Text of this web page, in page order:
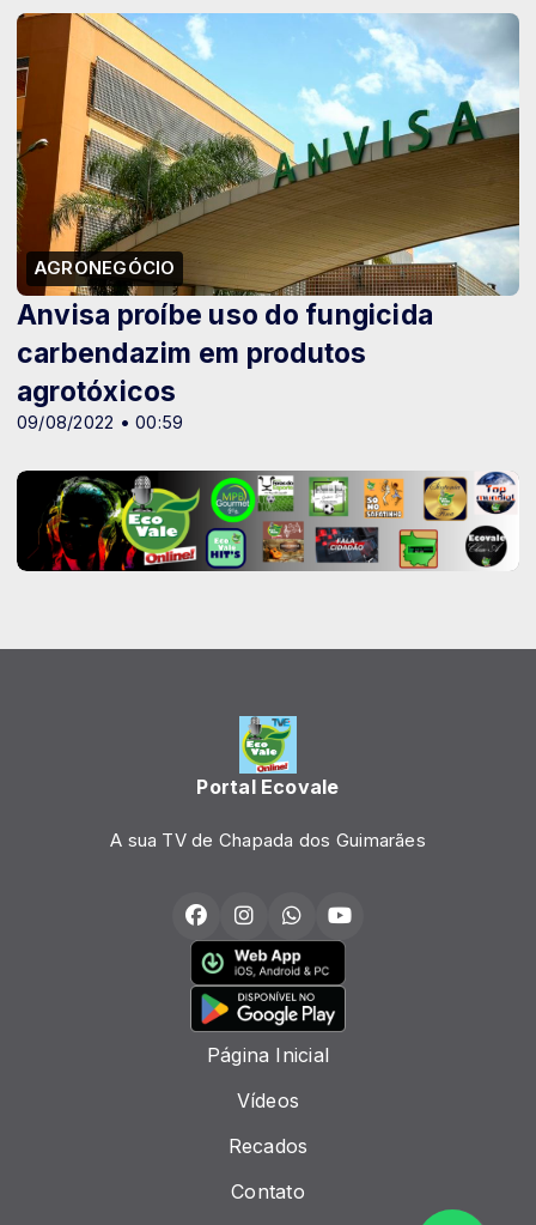
AGRONEGÓCIO
09/08/2022 • 00:59
Anvisa proíbe uso do fungicida
carbendazim em produtos
agrotóxicos
Portal Ecovale
A sua TV de Chapada dos Guimarães
Página Inicial
Vídeos
Recados
Contato